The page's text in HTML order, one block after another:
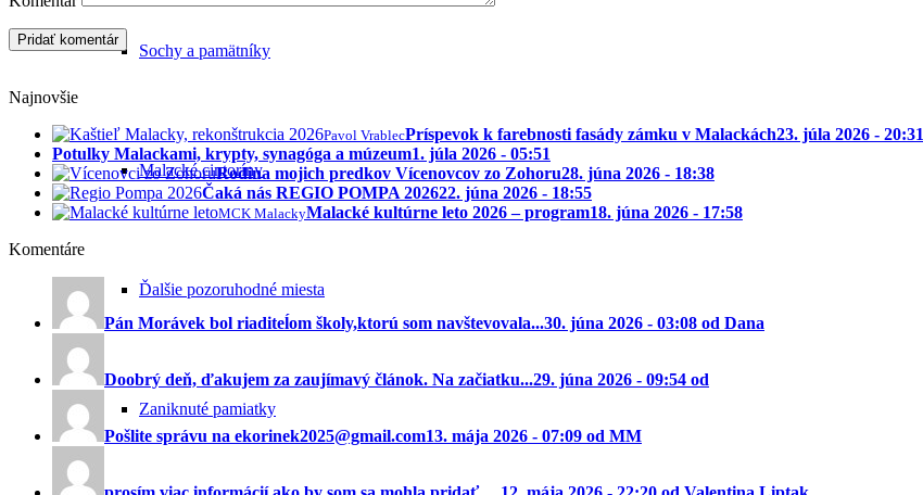
Sochy a pamätníky
Malacké cintoríny
Ďalšie pozoruhodné miesta
Zaniknuté pamiatky
Najnovšie
Pavol VrablecPríspevok k farebnosti fasády zámku v Malackách23. júla 2026 - 20:31
Potulky Malackami, krypty, synagóga a múzeum1. júla 2026 - 05:51
Rodina mojich predkov Vícenovcov zo Zohoru28. júna 2026 - 18:38
Čaká nás REGIO POMPA 202622. júna 2026 - 18:55
MCK MalackyMalacké kultúrne leto 2026 – program18. júna 2026 - 17:58
Komentáre
Pán Morávek bol riaditeĺom školy,ktorú som navštevovala...30. júna 2026 - 03:08 od Dana
Doobrý deň, ďakujem za zaujímavý článok. Na začiatku...29. júna 2026 - 09:54 od
Pošlite správu na ekorinek2025@gmail.com13. mája 2026 - 07:09 od MM